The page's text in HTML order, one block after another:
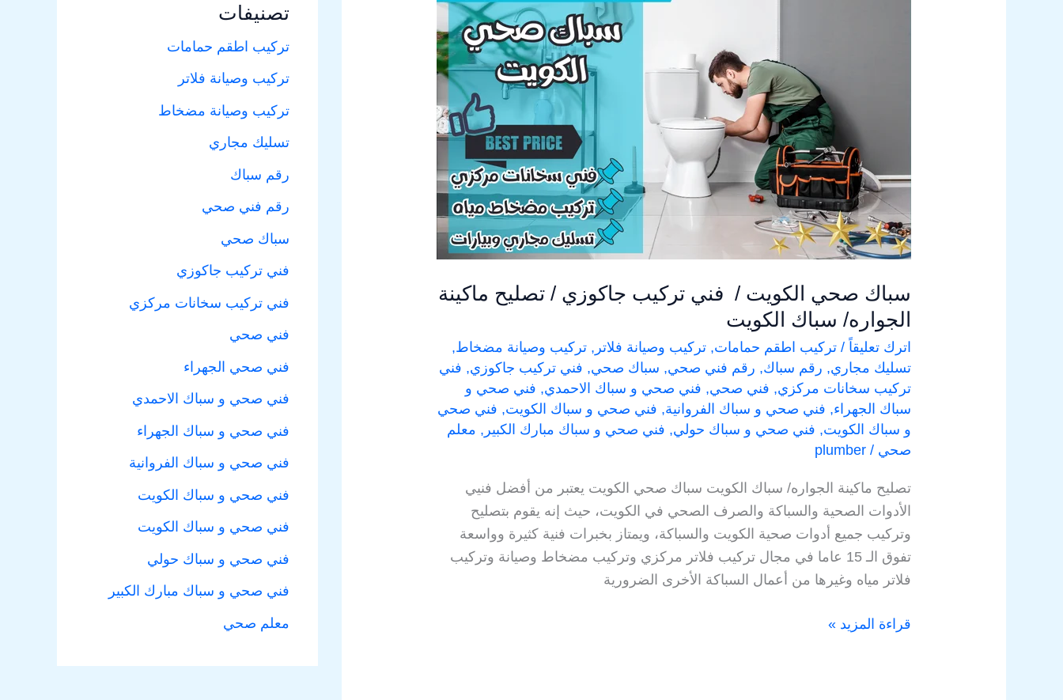
سباك صحي الكويت / فني تركيب جاكوزي / تصليح ماكينة
الجواره/ سباك الكويت
اترك تعليقاً /تركيب اطقم حمامات,تركيب وصيانة فلاتر ,تركيب وصيانة مضخاط,
تسليك مجاري, رقم سباك, رقم فني صحي, سباك صحي, فني تركيب جاكوزي, فني
تركيب سخانات مركزي, فني صحي, فني صحي و سباك الاحمدي, فني صحي و
سباك الجهراء, فني صحي و سباك الفروانية, فني صحي و سباك الكويت, فني صحي
و سباك الكويت, فني صحي و سباك حولي, فني صحي و سباك مبارك الكبير , معلم
صحي /
plumber
تصليح ماكينة الجواره/ سباك الكويت سباك صحي الكويت يعتبر من أفضل فنيي
الأدوات الصحية والسباكة والصرف الصحي في الكويت، حيث إنه يقوم بتصليح
وتركيب جميع أدوات صحية الكويت والسباكة، ويمتاز بخبرات فنية كثيرة وواسعة
تفوق الـ 15 عاما في مجال تركيب فلاتر مركزي وتركيب مضخاط وصيانة وتركيب
فلاتر مياه وغيرها من أعمال السباكة الأخرى الضرورية
الجواره/
سباك
الكويت
قراءة المزيد »
تصنيفات
تركيب اطقم حمامات
تركيب وصيانة فلاتر
تركيب وصيانة مضخاط
تسليك مجاري
رقم سباك
رقم فني صحي
سباك صحي
فني تركيب جاكوزي
فني تركيب سخانات مركزي
فني صحي
فني صحي الجهراء
فني صحي و سباك الاحمدي
فني صحي و سباك الجهراء
فني صحي و سباك الفروانية
فني صحي و سباك الكويت
فني صحي و سباك الكويت
فني صحي و سباك حولي
فني صحي و سباك مبارك الكبير
معلم صحي